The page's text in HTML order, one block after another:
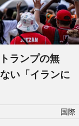
ランプの無
い「イランに
国際